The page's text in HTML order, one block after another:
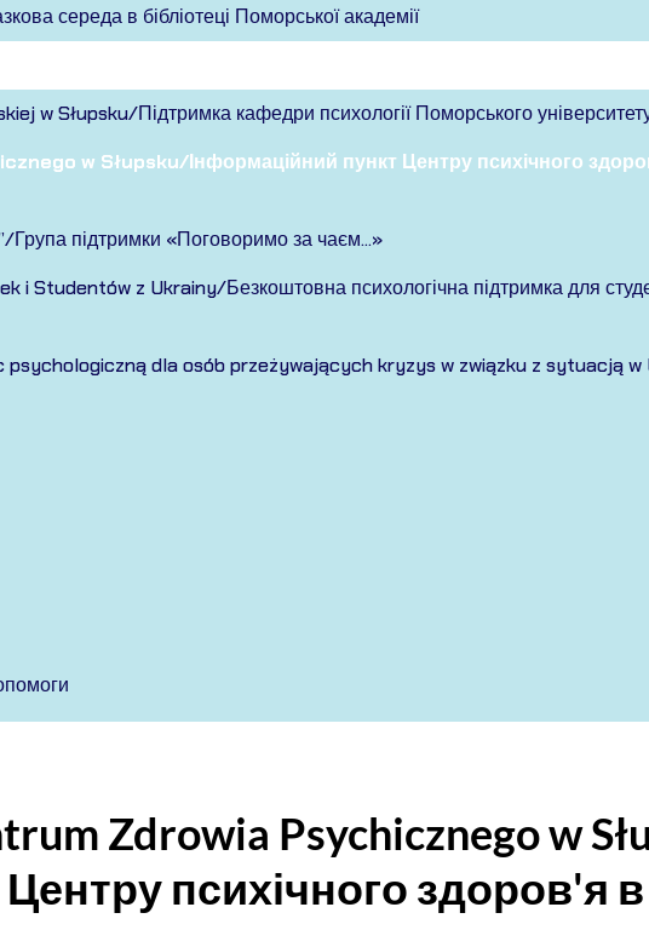
середа в бібліотеці Поморської академії
w Słupsku/Підтримка кафедри психології Поморського
w Słupsku/Інформаційний пункт Центру психічного
підтримки «Поговоримо за чаєм...»
Studentów z Ukrainy/Безкоштовна психологічна підтримка для
dla osób przeżywających kryzys w związku z sytuacją w
Zdrowia Psychicznego w
психічного здоров'я в